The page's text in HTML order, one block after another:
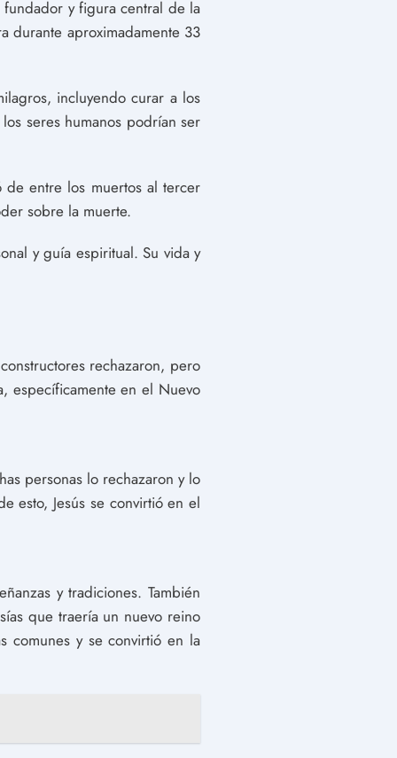
y figura central de la
durante aproximadamente 33
incluyendo curar a los
seres humanos podrían ser
de entre los muertos al tercer
sobre la muerte.
y guía espiritual. Su vida y
rechazaron, pero
específicamente en el Nuevo
personas lo rechazaron y lo
esto, Jesús se convirtió en el
y tradiciones. También
que traería un nuevo reino
comunes y se convirtió en la